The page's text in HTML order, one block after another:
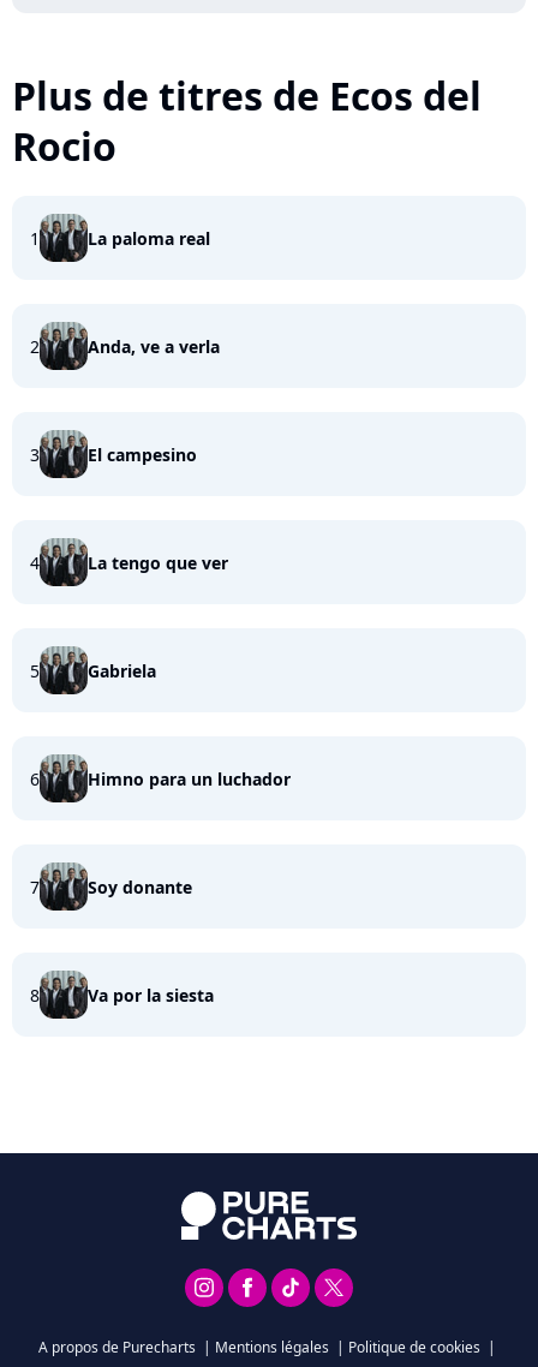
Plus de titres de Ecos del
Rocio
1 La paloma real
2 Anda, ve a verla
3 El campesino
4 La tengo que ver
5 Gabriela
6 Himno para un luchador
7 Soy donante
8 Va por la siesta
A propos de Purecharts | Mentions légales | Politique de cookies |